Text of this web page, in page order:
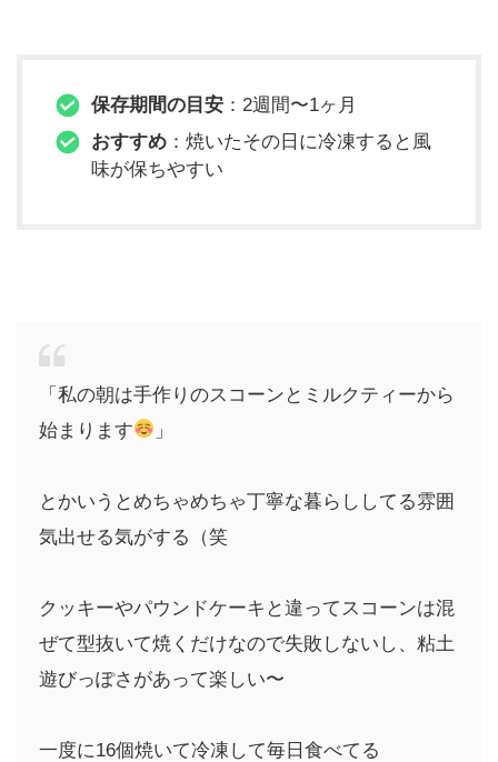
保存期間の目安 ：2週間〜1ヶ月
おすすめ ：焼いたその日に冷凍すると風
味が保ちやすい
「私の朝は手作りのスコーンとミルクティーから
始まります
」
とかいうとめちゃめちゃ丁寧な暮らししてる雰囲
気出せる気がする（笑
クッキーやパウンドケーキと違ってスコーンは混
ぜて型抜いて焼くだけなので失敗しないし、粘土
遊びっぽさがあって楽しい〜
一度に16個焼いて冷凍して毎日食べてる